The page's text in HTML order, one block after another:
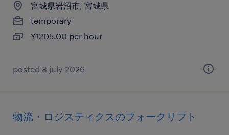
宮城県岩沼市, 宮城県
temporary
¥1205.00 per hour
posted 8 july 2026
物流・ロジスティクスのフォークリフト